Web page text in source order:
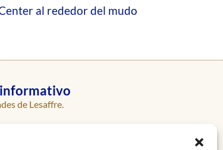
al rededor del mudo
de Lesaffre.